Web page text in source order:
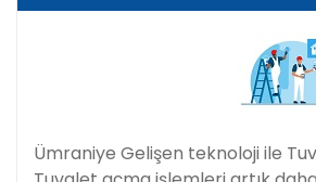
Ümraniye Gelişen teknoloji ile